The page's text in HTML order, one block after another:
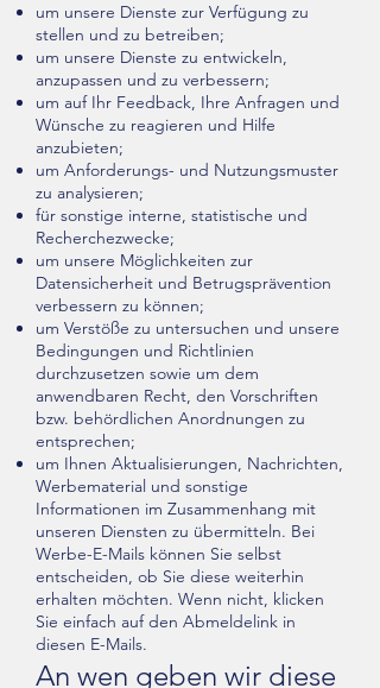
um unsere Dienste zur Verfügung zu
stellen und zu betreiben;
um unsere Dienste zu entwickeln,
anzupassen und zu verbessern;
um auf Ihr Feedback, Ihre Anfragen und
Wünsche zu reagieren und Hilfe
anzubieten;
um Anforderungs- und Nutzungsmuster
zu analysieren;
für sonstige interne, statistische und
Recherchezwecke;
um unsere Möglichkeiten zur
Datensicherheit und Betrugsprävention
verbessern zu können;
um Verstöße zu untersuchen und unsere
Bedingungen und Richtlinien
durchzusetzen sowie um dem
anwendbaren Recht, den Vorschriften
bzw. behördlichen Anordnungen zu
entsprechen;
um Ihnen Aktualisierungen, Nachrichten,
Werbematerial und sonstige
Informationen im Zusammenhang mit
unseren Diensten zu übermitteln. Bei
Werbe-E-Mails können Sie selbst
entscheiden, ob Sie diese weiterhin
erhalten möchten. Wenn nicht, klicken
Sie einfach auf den Abmeldelink in
diesen E-Mails.
An wen geben wir diese